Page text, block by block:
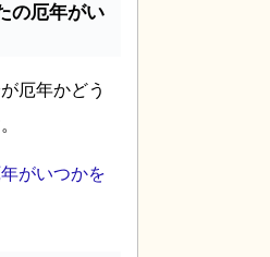
の厄年がい
厄年かどう
がいつかを